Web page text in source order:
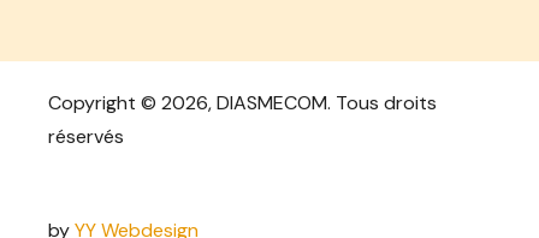
Copyright ©2026, DIASMECOM. Tous droits
réservés
byYY Webdesign